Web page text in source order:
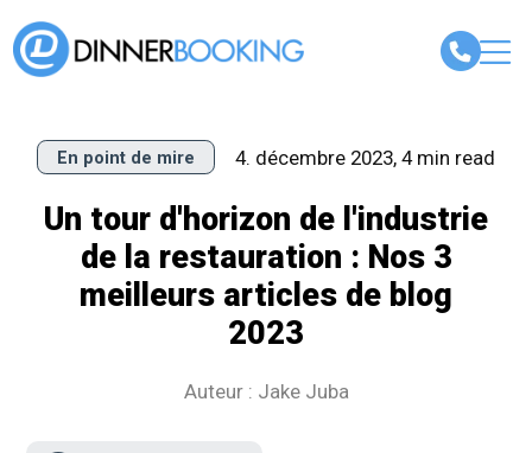
En point de mire 4. décembre 2023, 4 min read
Un tour d'horizon de l'industrie
de la restauration : Nos 3
meilleurs articles de blog
2023
Auteur : Jake Juba